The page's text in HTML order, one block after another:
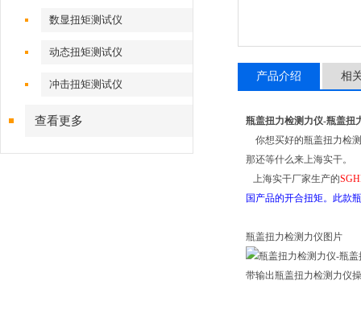
试仪
数显扭矩测试仪
动态扭矩测试仪
冲击扭矩测试仪
查看更多
产品介绍 相
瓶盖扭力检测力仪-瓶盖扭
你想买好的瓶盖扭力检
那还等什么来上海实干。
上海实干厂家生产的
国产品的开合扭矩。此款
瓶盖扭力检测力仪图片
带输出瓶盖扭力检测力仪